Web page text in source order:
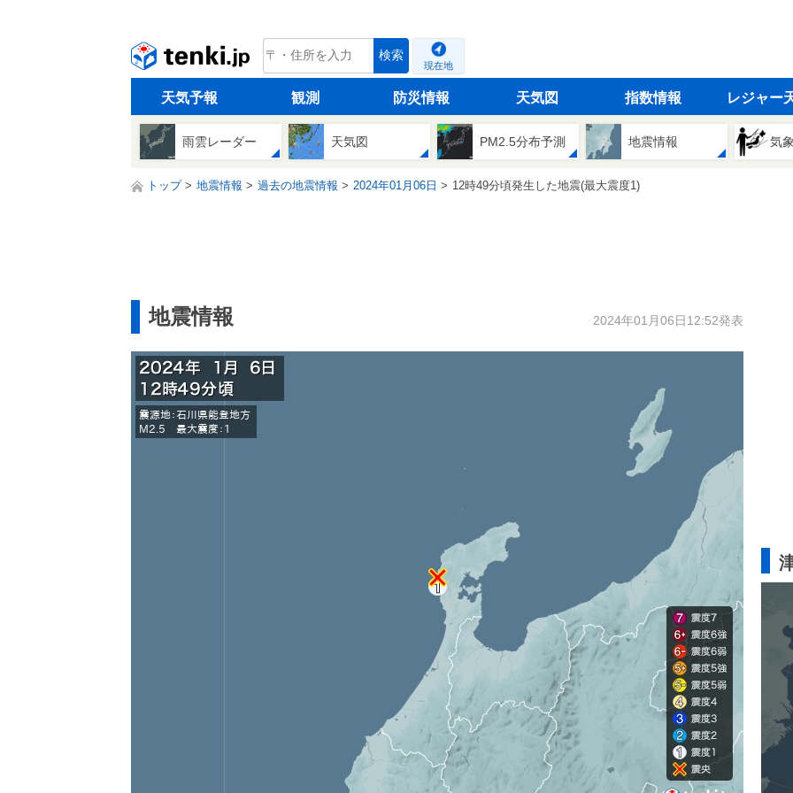
tenki.jp 検索
現在地
天気予報 観測 防災情報 天気図 指数情報 レジャー
雨雲レーダー 天気図 PM2.5分布予測 地震情報 気
トップ 地震情報 過去の地震情報 2024年01月06日 12時49分頃発生した地震(最大震度1)
地震情報 2024年01月06日12:52発表